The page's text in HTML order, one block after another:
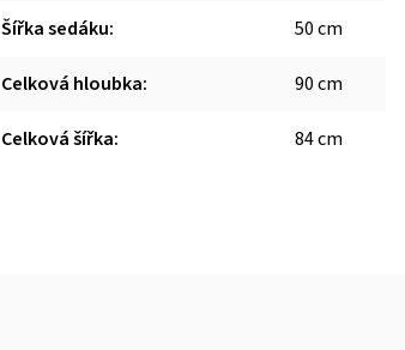
Šířka sedáku: 50 cm
Celková hloubka: 90 cm
Celková šířka: 84 cm